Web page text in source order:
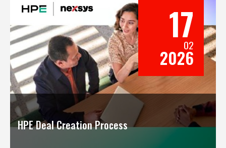
17
02
2026
HPE Deal Creation Process